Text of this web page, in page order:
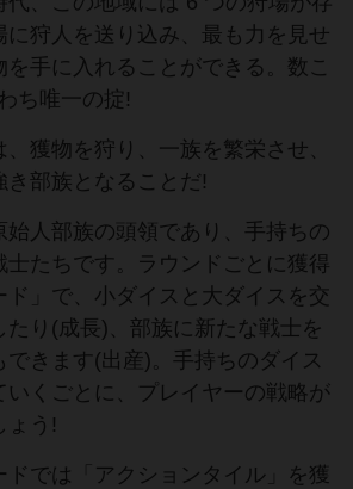
に狩人を送り込み、最も力を見せ
を手に入れることができる。数こ
ち唯一の掟!
獲物を狩り、一族を繁栄させ、
き部族となることだ!
人部族の頭領であり、手持ちの
士たちです。ラウンドごとに獲得
ド」で、小ダイスと大ダイスを交
たり(成長)、部族に新たな戦士を
できます(出産)。手持ちのダイス
いくごとに、プレイヤーの戦略が
ょう!
では「アクションタイル」を獲